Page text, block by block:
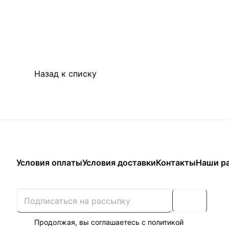
Назад к списку
Условия оплатыУсловия доставкиКонтактыНаши
Продолжая, вы соглашаетесь с политикой